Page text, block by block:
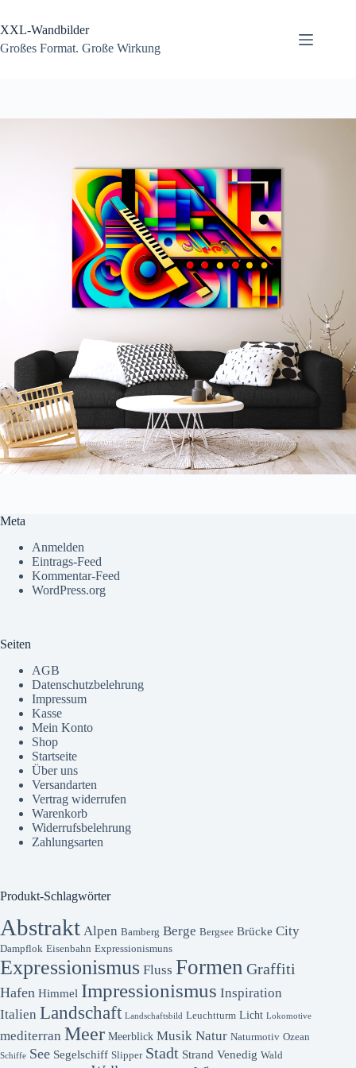
springen
XXL-Wandbilder
Großes Format. Große Wirkung
Meta
Anmelden
Eintrags-Feed
Kommentar-Feed
WordPress.org
Seiten
AGB
Datenschutzbelehrung
Impressum
Kasse
Mein Konto
Shop
Startseite
Über uns
Versandarten
Vertrag widerrufen
Warenkorb
Widerrufsbelehrung
Zahlungsarten
Produkt-Schlagwörter
Abstrakt Alpen Bamberg Berge Bergsee Brücke City
Dampflok Eisenbahn Expressionismuns
Expressionismus Fluss Formen Graffiti
Hafen Himmel Impressionismus Inspiration
Italien Landschaft Landschaftsbild Leuchtturm Licht Lokomotive
mediterran Meer Meerblick Musik Natur Naturmotiv Ozean
Schiffe See Segelschiff Slipper Stadt Strand Venedig Wald